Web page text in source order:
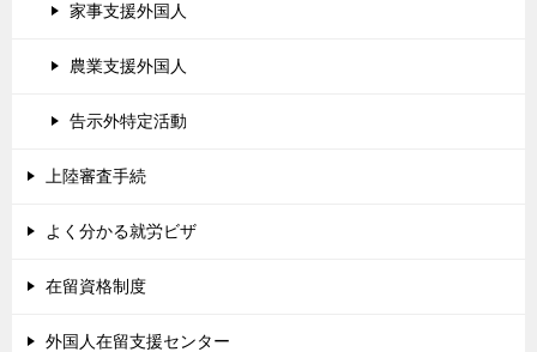
家事支援外国人
農業支援外国人
告示外特定活動
上陸審査手続
よく分かる就労ビザ
在留資格制度
外国人在留支援センター